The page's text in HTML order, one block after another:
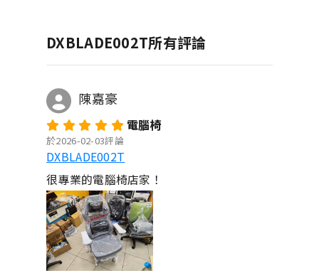
DXBLADE002T所有評論
陳嘉豪
電腦椅
於2026-02-03評論
DXBLADE002T
很專業的電腦椅店家！